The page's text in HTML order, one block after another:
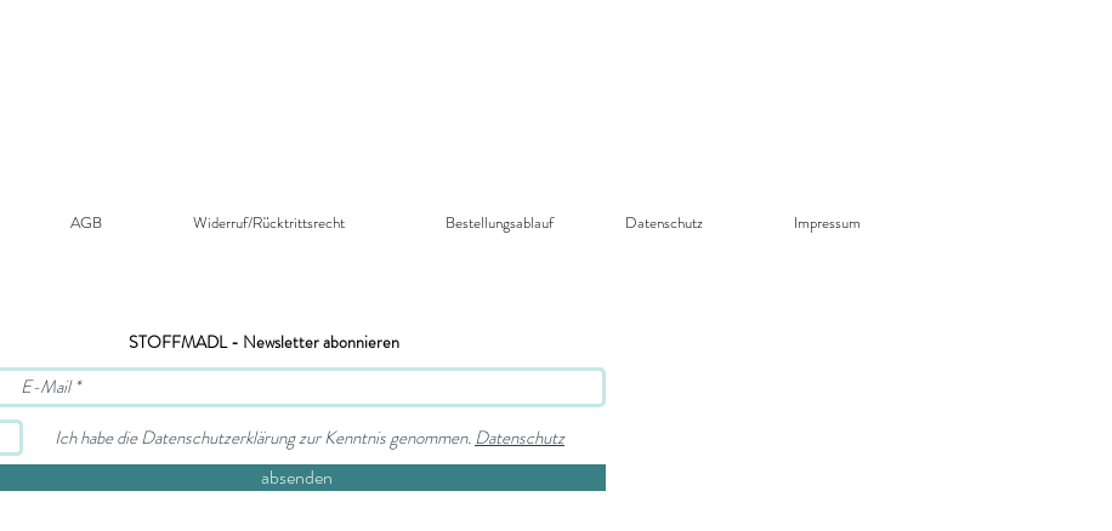
AGB Widerruf/Rücktrittsrecht​ Bestellungsablauf Datenschutz​ Impressum
STOFFMADL - Newsletter abonnieren
Ich habe die Datenschutzerklärung zur Kenntnis genommen.Datenschutz
absenden